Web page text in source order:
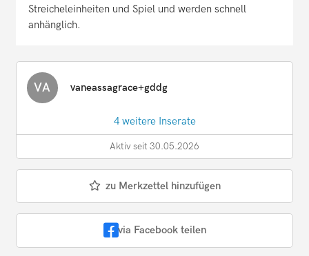
Streicheleinheiten und Spiel und werden schnell
anhänglich.
VA vaneassagrace+gddg
4 weitere Inserate
Aktiv seit 30.05.2026
zu Merkzettel hinzufügen
via Facebook teilen